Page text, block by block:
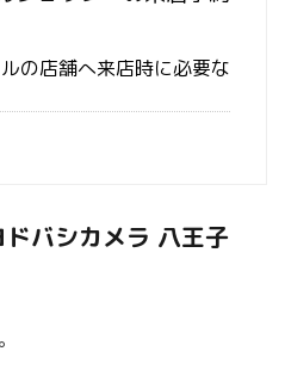
の店舗へ来店時に必要な
バシカメラ 八王子